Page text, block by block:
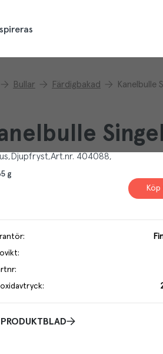
Bullar Färdigbakad Kanelbulle
Djupfryst Art.nr. 404088
g
Köp
:
:
:
:
PRODUKTBLAD